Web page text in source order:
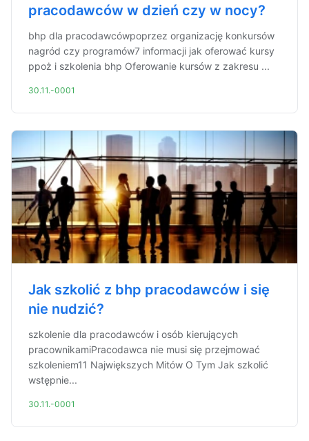
pracodawców w dzień czy w nocy?
bhp dla pracodawcówpoprzez organizację konkursów
nagród czy programów7 informacji jak oferować kursy
ppoż i szkolenia bhp Oferowanie kursów z zakresu ...
30.11.-0001
Jak szkolić z bhp pracodawców i się
nie nudzić?
szkolenie dla pracodawców i osób kierujących
pracownikamiPracodawca nie musi się przejmować
szkoleniem11 Największych Mitów O Tym Jak szkolić
wstępnie...
30.11.-0001